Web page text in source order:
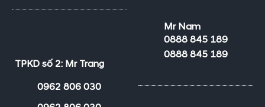
TPKD số 2: Mr Trang
0962 806 030
Mr Nam
0888 845 189
0888 845 189